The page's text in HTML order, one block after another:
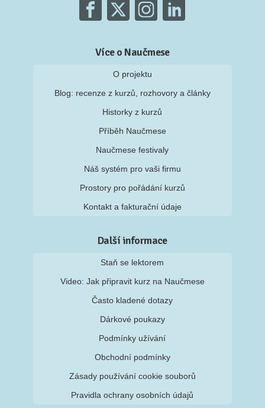
Více o Naučmese
O projektu
Blog: recenze z kurzů, rozhovory a články
Historky z kurzů
Příběh Naučmese
Naučmese festivaly
Náš systém pro vaši firmu
Prostory pro pořádání kurzů
Kontakt a fakturační údaje
Další informace
Staň se lektorem
Video: Jak připravit kurz na Naučmese
Často kladené dotazy
Dárkové poukazy
Podmínky užívání
Obchodní podmínky
Zásady používání cookie souborů
Pravidla ochrany osobních údajů